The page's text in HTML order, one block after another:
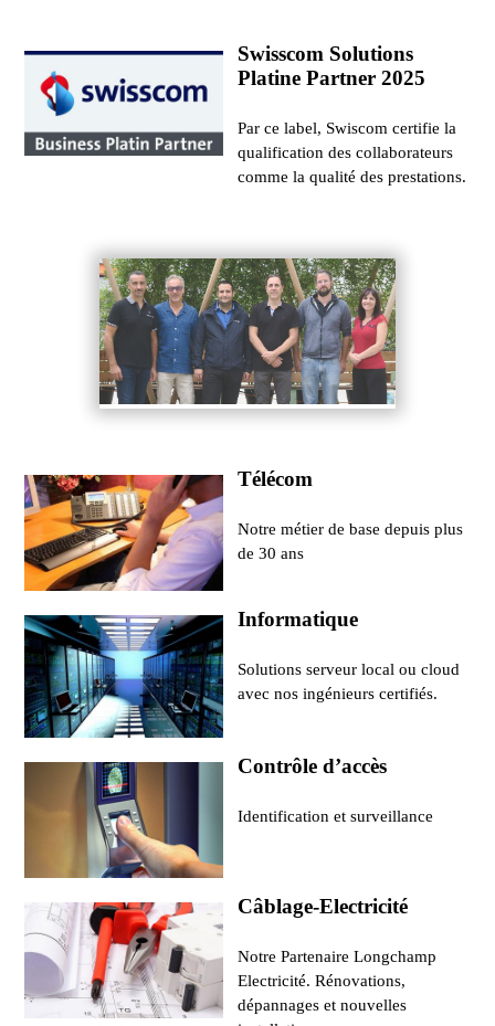
Swisscom Solutions
Platine Partner 2025
Par ce label, Swiscom certifie la
qualification des collaborateurs
comme la qualité des prestations.
Télécom
Notre métier de base depuis plus
de 30 ans
Informatique
Solutions serveur local ou cloud
avec nos ingénieurs certifiés.
Contrôle d’accès
Identification et surveillance
Câblage-Electricité
Notre Partenaire Longchamp
Electricité. Rénovations,
dépannages et nouvelles